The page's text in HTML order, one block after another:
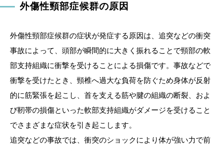
外傷性頸部症候群の原因
外傷性頸部症候群の症状が発症する原因は、追突などの衝突
事故によって、頭部が瞬間的に大きく振れることで頸部の軟
部支持組織に衝撃を受けることによる損傷です。事故などで
衝撃を受けたとき、頸椎へ過大な負荷を防ぐため身体が反射
的に筋緊張を起こし、首を支える筋や腱の組織の断裂、およ
び靭帯の損傷といった軟部支持組織がダメージを受けること
でさまざまな症状を引き起こします。
追突などの事故では、衝突のショックにより体が強い力で前